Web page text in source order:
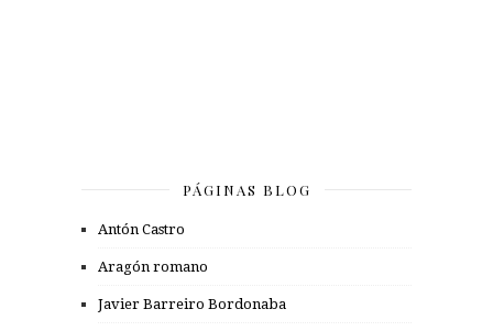
PÁGINAS BLOG
Antón Castro
Aragón romano
Javier Barreiro Bordonaba